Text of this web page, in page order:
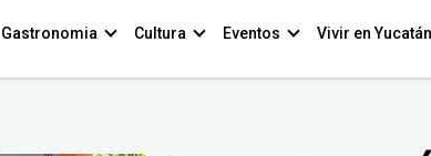
Gastronomia Cultura Eventos Vivir en Yucatán